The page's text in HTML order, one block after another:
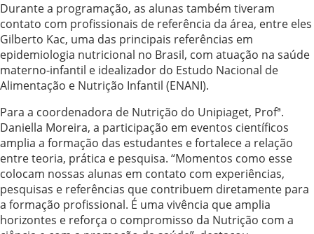
Durante a programação, as alunas também tiveram
contato com profissionais de referência da área, entre eles
Gilberto Kac, uma das principais referências em
epidemiologia nutricional no Brasil, com atuação na saúde
materno-infantil e idealizador do Estudo Nacional de
Alimentação e Nutrição Infantil (ENANI).
Para a coordenadora de Nutrição do Unipiaget, Profª.
Daniella Moreira, a participação em eventos científicos
amplia a formação das estudantes e fortalece a relação
entre teoria, prática e pesquisa. “Momentos como esse
colocam nossas alunas em contato com experiências,
pesquisas e referências que contribuem diretamente para
a formação profissional. É uma vivência que amplia
horizontes e reforça o compromisso da Nutrição com a